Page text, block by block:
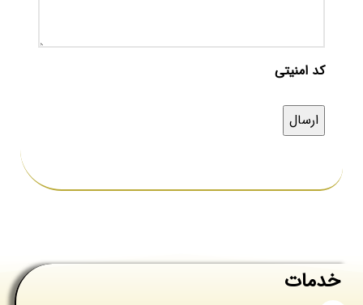
کد امنیتی
خدمات